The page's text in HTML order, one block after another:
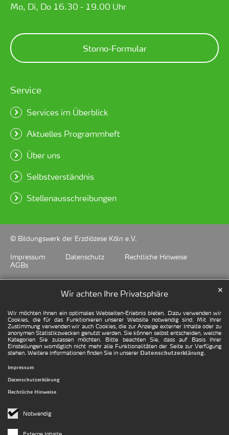
Wir achten Ihre Privatsphäre
Wir möchten Ihnen ein optimales Webseiten-Erlebnis bieten. Dazu verwenden wir
Cookies, die für das Funktionieren unserer Website notwendig sind. Mit Ihrer
Zustimmung verwenden wir auch Cookies, die zur Anzeige externer Inhalte oder zu
anonymen Statistikzwecken genutzt werden. Sie können selbst entscheiden, welche
Kategorien Sie zulassen möchten. Bitte beachten Sie, dass auf Basis Ihrer
Einstellungen womöglich nicht mehr alle Funktionalitäten der Seite zur Verfügung
stehen. Weitere Informationen finden Sie in unserer Datenschutzerklärung.
Notwendig
✕
Impressum
Datenschutzerklärung
Rechtliche Hinweise
Mo, Di, Do 16.30 - 19.00 Uhr
Storno-Formular
Service
Services im Überblick
Aktuelles Programmheft
Über uns
Selbstverständnis
Stellenausschreibungen
© Bildungswerk der Erzdiözese Köln e.V.
Impressum
Datenschutz
Rechtliche Hinweise
AGBs